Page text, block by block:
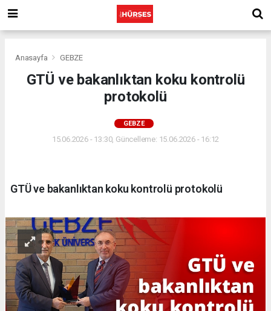
Anasayfa GEBZE
GTÜ ve bakanlıktan koku kontrolü
protokolü
GEBZE
15.06.2026 - 13:30, Güncelleme: 15.06.2026 - 16:12
GTÜ ve bakanlıktan koku kontrolü protokolü